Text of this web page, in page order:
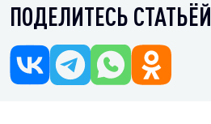
ПОДЕЛИТЕСЬ СТАТЬЁЙ